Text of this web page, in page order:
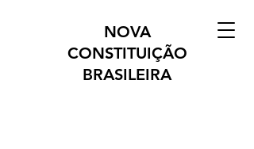
NOVA
CONSTITUIÇÃO
BRASILEIRA